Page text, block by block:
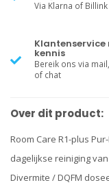
Via Klarna of Billink
Klantenservice
kennis
Bereik ons via
of chat
Over dit product:
Room Care R1-plus
dagelijkse reiniging
Divermite / DQFM